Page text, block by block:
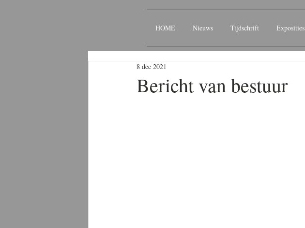
HOME Nieuws Tijdschrift Exposities
Bericht van bestuur
8 dec 2021